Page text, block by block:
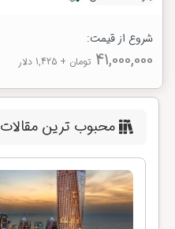
شروع از قیمت:
41,000,000 تومان + 1,425 دلار
محبوب ترین مقالات